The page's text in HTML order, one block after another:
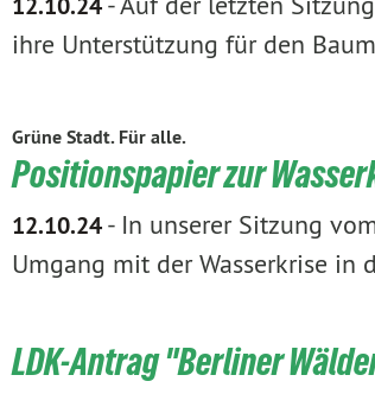
ihre Unterstützung für den
Grüne Stadt. Für alle.
Positionspapier zur
12.10.24- In unserer Sitzung
Umgang mit der Wasserkrise
LDK-Antrag "Berliner